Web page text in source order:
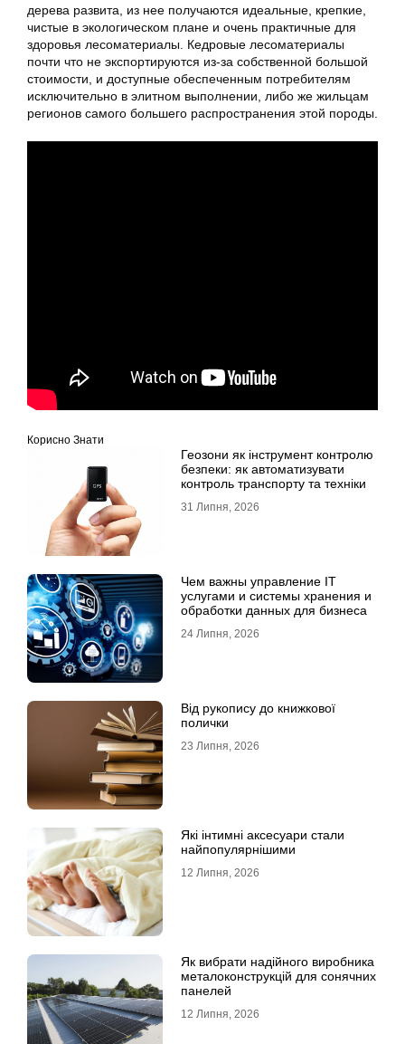
дерева развита, из нее получаются идеальные, крепкие,
чистые в экологическом плане и очень практичные для
здоровья лесоматериалы. Кедровые лесоматериалы
почти что не экспортируются из-за собственной большой
стоимости, и доступные обеспеченным потребителям
исключительно в элитном выполнении, либо же жильцам
регионов самого большего распространения этой породы.
Корисно Знати
Геозони як інструмент контролю
безпеки: як автоматизувати
контроль транспорту та техніки
31 Липня, 2026
Чем важны управление IT
услугами и системы хранения и
обработки данных для бизнеса
24 Липня, 2026
Від рукопису до книжкової
полички
23 Липня, 2026
Які інтимні аксесуари стали
найпопулярнішими
12 Липня, 2026
Як вибрати надійного виробника
металоконструкцій для сонячних
панелей
12 Липня, 2026